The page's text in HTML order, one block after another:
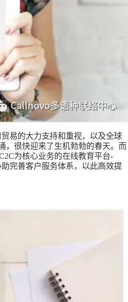
易的大力支持和重视，以及全球
，很快迎来了生机勃勃的春天。而
为核心业务的在线教育平台-
助完善客户服务体系，以此高效提